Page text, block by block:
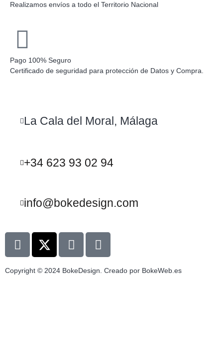
Realizamos envíos a todo el Territorio Nacional
Pago 100% Seguro
Certificado de seguridad para protección de Datos y Compra.
La Cala del Moral, Málaga
+34 623 93 02 94
info@bokedesign.com
Copyright © 2024 BokeDesign. Creado por BokeWeb.es